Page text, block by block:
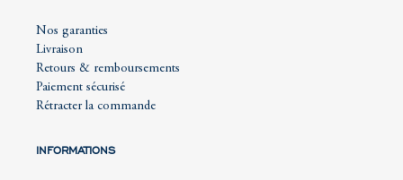
Nos garanties
Livraison
Retours & remboursements
Paiement sécurisé
Rétracter la commande
INFORMATIONS